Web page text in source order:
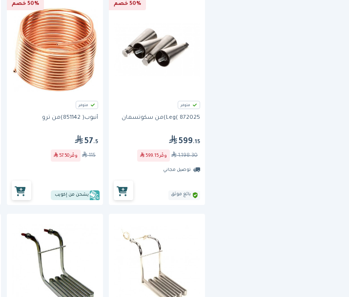
50% خصم
متوفر
Leg( 872025)من سكوتسمان
599.15
1,198.30 وفّر599.15
توصيل مجاني
بائع موثق
50% خصم
متوفر
أنبوب( 851142)من ترو
57.5
115 وفّر57.50
يشحن من إكويب